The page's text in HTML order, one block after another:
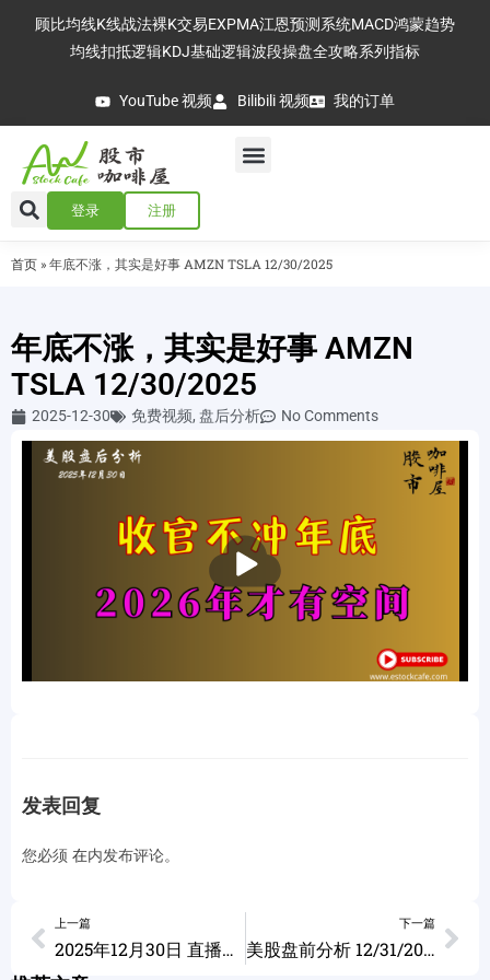
顾比均线K线战法裸K交易EXPMA江恩预测系统MACD鸿蒙趋势
均线扣抵逻辑KDJ基础逻辑波段操盘全攻略系列指标
YouTube 视频 Bilibili 视频 我的订单
登录 注册
首页 » 年底不涨，其实是好事 AMZN TSLA 12/30/2025
年底不涨，其实是好事 AMZN
TSLA 12/30/2025
2025-12-30 免费视频, 盘后分析 No Comments
播
放
发表回复
您必须 在内发布评论。
上一篇
2025年12月30日 直播回放
下一篇
美股盘前分析 12/31/2025